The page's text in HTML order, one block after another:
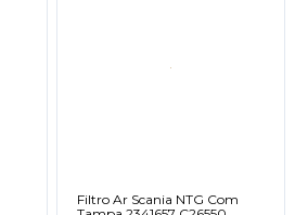
Filtro Ar Scania NTG Com